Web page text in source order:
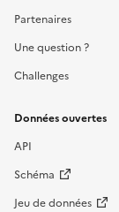
Partenaires
Une question ?
Challenges
Données ouvertes
API
Schéma
Jeu de données